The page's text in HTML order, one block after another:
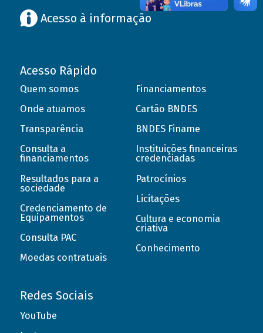
Acesso à informação
Acesso Rápido
Quem somos
Onde atuamos
Transparência
Consulta a
financiamentos
Resultados para a
sociedade
Credenciamento de
Equipamentos
Consulta PAC
Moedas contratuais
Financiamentos
Cartão BNDES
BNDES Finame
Instituições financeiras
credenciadas
Patrocínios
Licitações
Cultura e economia
criativa
Conhecimento
Redes Sociais
YouTube